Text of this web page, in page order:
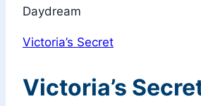
Daydream
Victoria’s Secret
Victoria’s